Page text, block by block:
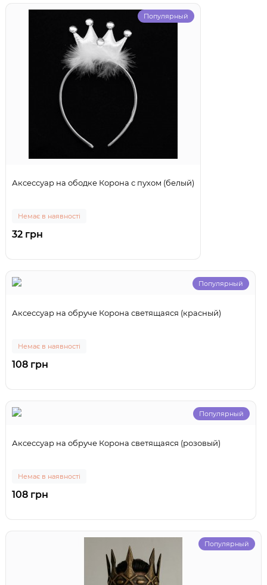
Популярный
Аксессуар на ободке Корона с пухом (белый)
Немає в наявності
32 грн
Популярный
Аксессуар на обруче Корона светящаяся (красный)
Немає в наявності
108 грн
Популярный
Аксессуар на обруче Корона светящаяся (розовый)
Немає в наявності
108 грн
Популярный